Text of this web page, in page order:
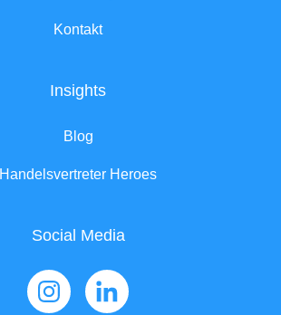
Kontakt
Insights
Blog
Handelsvertreter Heroes
Social Media